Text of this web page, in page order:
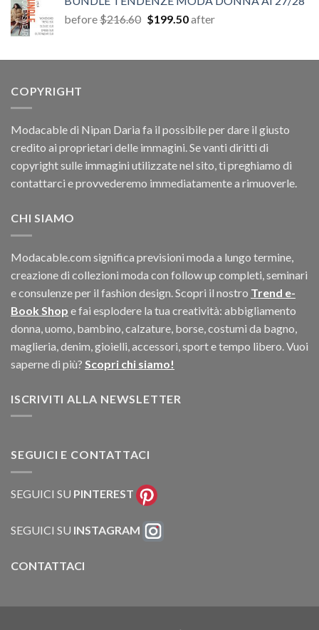
era:
$67.26.
è:
$11.40.
before$216.60 Il
era:
$199.50Il
è:
after
COPYRIGHT
Modacable di Nipan Daria fa il possibile per dare il giusto
credito ai proprietari delle immagini. Se vanti diritti di
copyright sulle immagini utilizzate nel sito, ti preghiamo di
contattarci e provvederemo immediatamente a rimuoverle.
CHI SIAMO
Modacable.com significa previsioni moda a lungo termine,
creazione di collezioni moda con follow up completi, seminari
e consulenze per il fashion design. Scopri il nostro Trend e-
Book Shop e fai esplodere la tua creatività: abbigliamento
donna, uomo, bambino, calzature, borse, costumi da bagno,
maglieria, denim, gioielli, accessori, sport e tempo libero. Vuoi
saperne di più? Scopri chi siamo!
ISCRIVITI ALLA NEWSLETTER
SEGUICI E CONTATTACI
SEGUICI SU PINTEREST
SEGUICI SU INSTAGRAM
CONTATTACI